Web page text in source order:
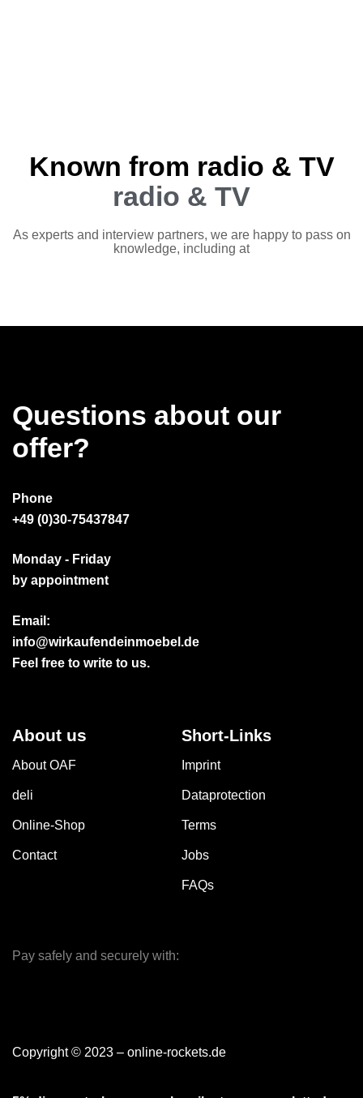
Known from radio & TV
radio & TV
As experts and interview partners, we are happy to pass on
knowledge, including at
Questions about our
offer?
Phone
+49 (0)30-75437847
Monday - Friday
by appointment
Email:
info@wirkaufendeinmoebel.de
Feel free to write to us.
About us
About OAF
deli
Online-Shop
Contact
Short-Links
Imprint
Dataprotection
Terms
Jobs
FAQs
Pay safely and securely with:
Copyright © 2023 – online-rockets.de